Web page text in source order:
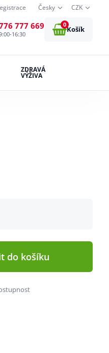
Česky CZK
777 669
16:30
0
Košík
ZDRAVÁ
VÝŽIVA
do košíku